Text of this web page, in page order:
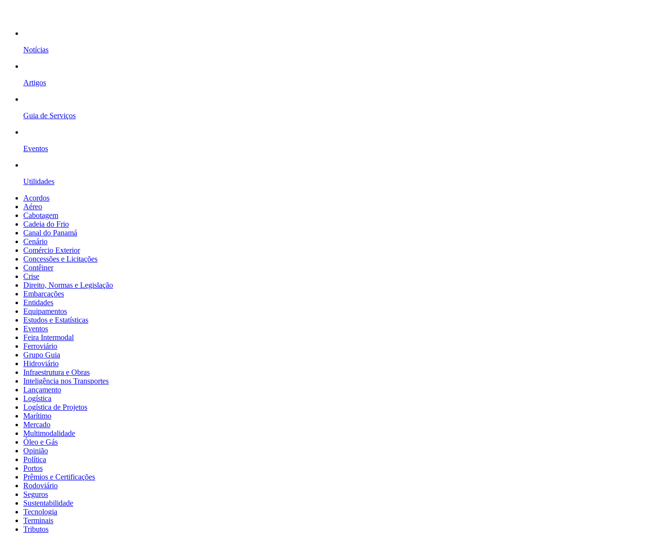
Notícias
Artigos
Guia de Serviços
Eventos
Utilidades
Acordos
Aéreo
Cabotagem
Cadeia do Frio
Canal do Panamá
Cenário
Comércio Exterior
Concessões e Licitações
Contêiner
Crise
Direito, Normas e Legislação
Embarcações
Entidades
Equipamentos
Estudos e Estatísticas
Eventos
Feira Intermodal
Ferroviário
Grupo Guia
Hidroviário
Infraestrutura e Obras
Inteligência nos Transportes
Lançamento
Logística
Logística de Projetos
Marítimo
Mercado
Multimodalidade
Óleo e Gás
Opinião
Política
Portos
Prêmios e Certificações
Rodoviário
Seguros
Sustentabilidade
Tecnologia
Terminais
Tributos